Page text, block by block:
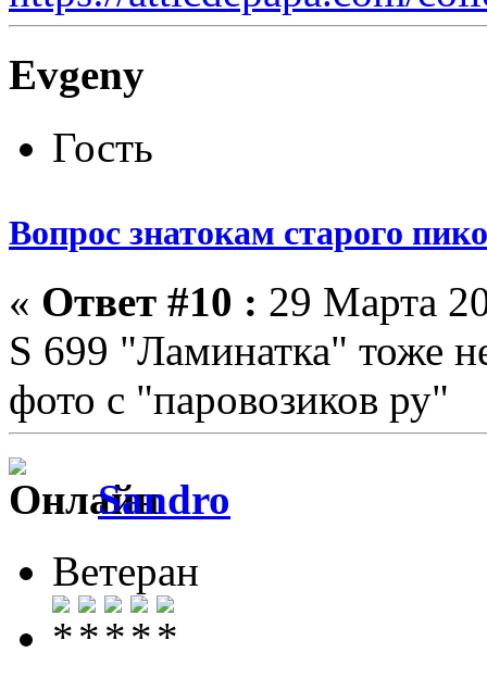
Evgeny
Гость
Вопрос знатокам старого пико
« Ответ #10 : 29 Марта
S 699 "Ламинатка" тоже
фото с "паровозиков ру"
Sandro
Ветеран